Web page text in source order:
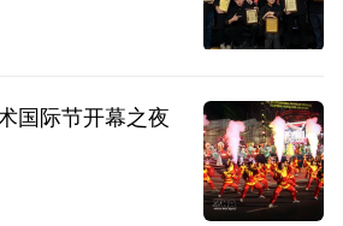
国际节开幕之夜